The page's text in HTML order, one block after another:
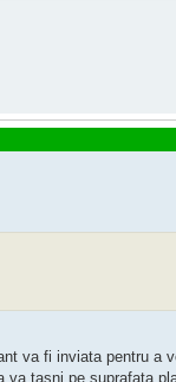
va fi inviata pentru a
tasni pe suprafata